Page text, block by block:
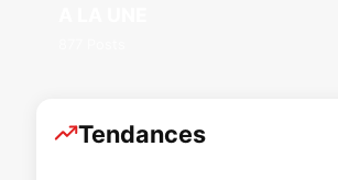
Tendances